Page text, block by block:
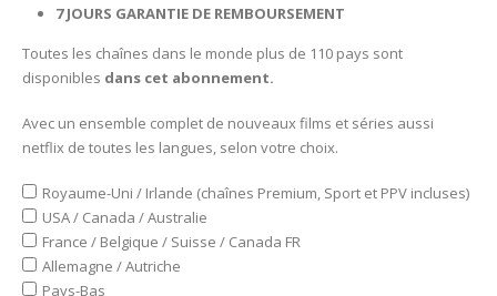
7 JOURS GARANTIE DE REMBOURSEMENT
Toutes les chaînes dans le monde plus de 110 pays sont
disponibles dans cet abonnement.
Avec un ensemble complet de nouveaux films et séries aussi
netflix de toutes les langues, selon votre choix.
Royaume-Uni / Irlande (chaînes Premium, Sport et PPV incluses)
USA / Canada / Australie
France / Belgique / Suisse / Canada FR
Allemagne / Autriche
Pays-Bas